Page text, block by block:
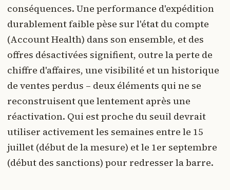
conséquences. Une performance d'expédition
durablement faible pèse sur l'état du compte
(Account Health) dans son ensemble, et des
offres désactivées signifient, outre la perte de
chiffre d'affaires, une visibilité et un historique
de ventes perdus – deux éléments qui ne se
reconstruisent que lentement après une
réactivation. Qui est proche du seuil devrait
utiliser activement les semaines entre le 15
juillet (début de la mesure) et le 1er septembre
(début des sanctions) pour redresser la barre.